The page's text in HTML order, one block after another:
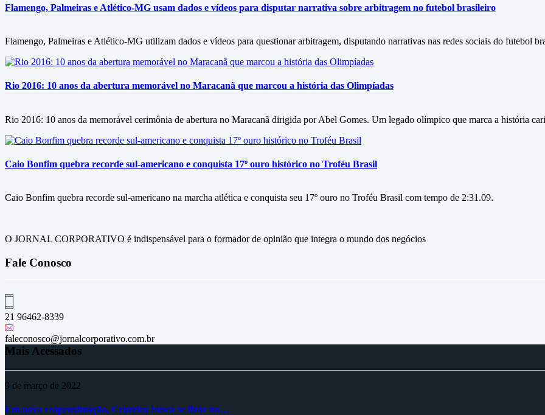
Flamengo, Palmeiras e Atlético-MG usam dados e vídeos para disputar narrativa sobre arbitragem no futebol brasileiro
Flamengo, Palmeiras e Atlético-MG utilizam dados e vídeos para questionar arbitragem, disputando narrativas nas redes sociais do futebol
Rio 2016: 10 anos da abertura memorável no Maracanã que marcou a história das Olimpíadas
Rio 2016: 10 anos da memorável cerimônia de abertura no Maracanã dirigida por Abel Gomes. Um legado olímpico que marca a história
Caio Bonfim quebra recorde sul-americano e conquista 17º ouro histórico no Troféu Brasil
Caio Bonfim quebra recorde sul-americano na marcha atlética e conquista seu 17º ouro no Troféu Brasil com tempo de 2:31.09.
O JORNAL CORPORATIVO é indispensável para o formador de opinião que integra o mundo dos negócios
Fale Conosco
21 96462-8339
faleconosco@jornalcorporativo.com.br
Mais Acessados
9 de março de 2022
Em nova reaproximação, Cruzeiro busca se fixar no…